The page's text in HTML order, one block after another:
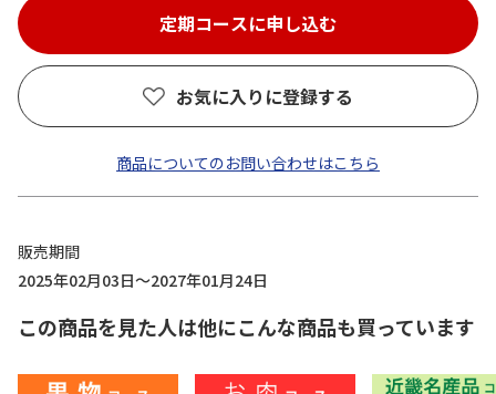
お気に入りに登録する
商品についてのお問い合わせはこちら
販売期間
2025年02月03日～2027年01月24日
この商品を見た人は他にこんな商品も買っています